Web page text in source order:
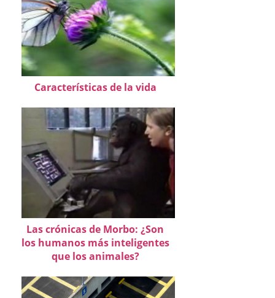
Características de la vida
Las crónicas de Morbo: ¿Son
los humanos más inteligentes
que los animales?